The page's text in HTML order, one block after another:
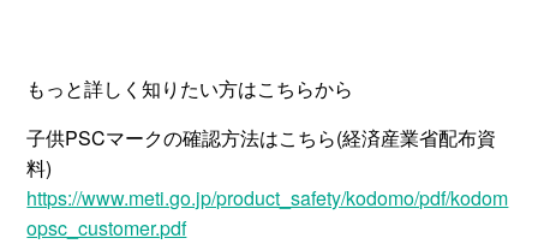
もっと詳しく知りたい方はこちらから
子供PSCマークの確認方法はこちら(経済産業省配布資
料)
https://www.meti.go.jp/product_safety/kodomo/pdf/kodom
opsc_customer.pdf